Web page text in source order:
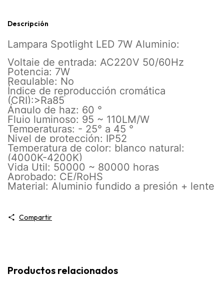
Descripción
Lampara Spotlight LED 7W Aluminio:
Voltaje de entrada: AC220V 50/60Hz
Potencia: 7W
Regulable: No
Índice de reproducción cromática
(CRI):>Ra85
Ángulo de haz: 60 °
Flujo luminoso: 95 ~ 110LM/W
Temperaturas: - 25° a 45 °
Nivel de protección: IP52
Temperatura de color: blanco natural:
(4000K-4200K)
Vida Util: 50000 ~ 80000 horas
Aprobado: CE/RoHS
Material: Aluminio fundido a presión + lente
Compartir
Productos relacionados